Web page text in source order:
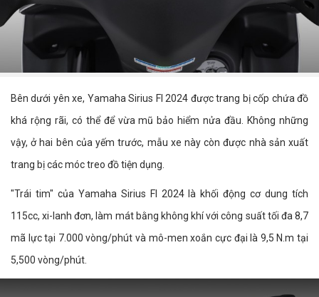
Bên dưới yên xe, Yamaha Sirius FI 2024 được trang bị cốp chứa đồ
khá rộng rãi, có thể để vừa mũ bảo hiểm nửa đầu. Không những
vậy, ở hai bên của yếm trước, mẫu xe này còn được nhà sản xuất
trang bị các móc treo đồ tiện dụng.
"Trái tim" của Yamaha Sirius FI 2024 là khối động cơ dung tích
115cc, xi-lanh đơn, làm mát bằng không khí với công suất tối đa 8,7
mã lực tại 7.000 vòng/phút và mô-men xoắn cực đại là 9,5 N.m tại
5,500 vòng/phút.